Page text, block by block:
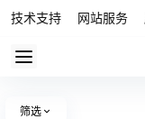
技术支持 网站服务
筛选